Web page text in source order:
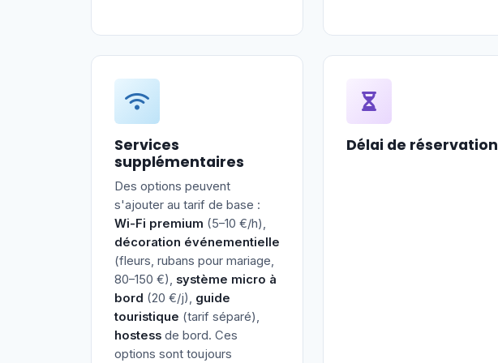
Services
supplémentaires
Des options peuvent
s'ajouter au tarif de base :
Wi-Fi premium (5–10 €/h),
décoration événementielle
(fleurs, rubans pour mariage,
80–150 €), système micro à
bord (20 €/j), guide
touristique (tarif séparé),
hostess de bord. Ces
options sont toujours
Délai de réservation